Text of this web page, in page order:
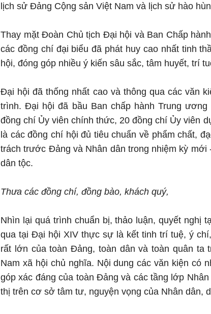
lịch sử Đảng Cộng sản Việt Nam và lịch sử hào
Thay mặt Đoàn Chủ tịch Đại hội và Ban Chấp
các đồng chí đại biểu đã phát huy cao nhất tinh
hội, đóng góp nhiều ý kiến sâu sắc, tâm huyết, trí
Đại hội đã thống nhất cao và thông qua các văn
trình. Đại hội đã bầu Ban chấp hành Trung
đồng chí Ủy viên chính thức, 20 đồng chí Ủy viên
là các đồng chí hội đủ tiêu chuẩn về phẩm chất,
trách trước Đảng và Nhân dân trong nhiệm kỳ
dân tộc.
Thưa các đồng chí, đồng bào, khách quý,
Nhìn lại quá trình chuẩn bị, thảo luận, quyết nghị
qua tại Đại hội XIV thực sự là kết tinh trí tuệ, ý
rất lớn của toàn Đảng, toàn dân và toàn quân ta
Nam xã hội chủ nghĩa. Nội dung các văn kiện có
góp xác đáng của toàn Đảng và các tầng lớp
thị trên cơ sở tâm tư, nguyện vọng của Nhân dân,